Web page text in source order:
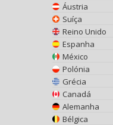
Áustria
Suíça
Reino Unido
Espanha
México
Polónia
Grécia
Canadá
Alemanha
Bélgica